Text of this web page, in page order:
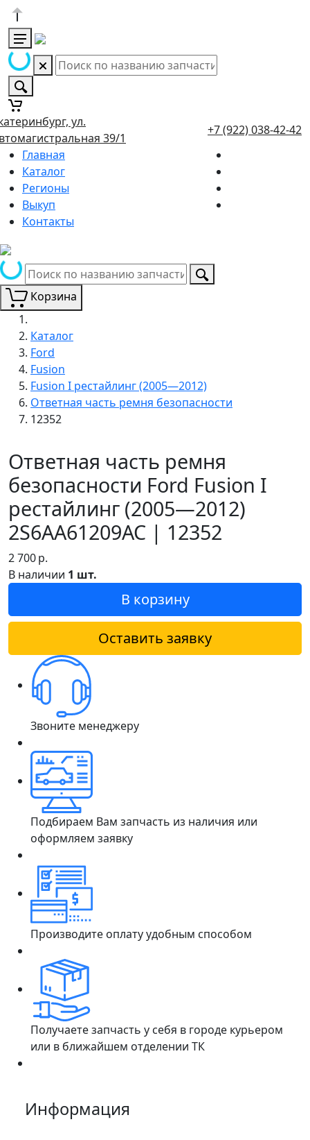
ул.
39/1
+7 (922) 038-42-42
Главная
Каталог
Регионы
Выкуп
Контакты
Корзина
Каталог
Ford
Fusion
Fusion I рестайлинг (2005—2012)
Ответная часть ремня безопасности
12352
Ответная часть ремня
безопасности Ford Fusion I
рестайлинг (2005—2012)
2S6AA61209AC | 12352
2 700р.
В наличии 1 шт.
В корзину
Оставить заявку
Звоните менеджеру
Подбираем Вам запчасть из наличия или
оформляем заявку
Производите оплату удобным способом
Получаете запчасть у себя в городе курьером
или в ближайшем отделении ТК
Информация